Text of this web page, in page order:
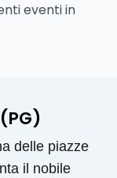
eventi in
delle piazze
il nobile